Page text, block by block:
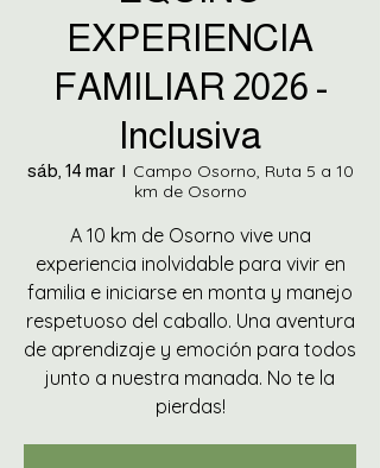
EXPERIENCIA
FAMILIAR 2026 -
Inclusiva
sáb, 14 mar
  |
Campo Osorno, Ruta 5 a 10
km de Osorno
A 10 km de Osorno vive una
experiencia inolvidable para vivir en
familia e iniciarse en monta y manejo
respetuoso del caballo. Una aventura
de aprendizaje y emoción para todos
junto a nuestra manada. No te la
pierdas!